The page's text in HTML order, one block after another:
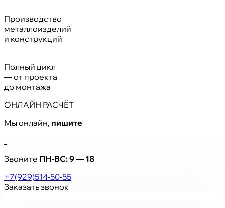
Производство
металлоизделий
и конструкций
Полный цикл
— от проекта
до монтажа
ОНЛАЙН РАСЧЁТ
Мы онлайн, пишите
Звоните ПН-ВС:9 — 18
+7(929)514-50-55
Заказать звонок